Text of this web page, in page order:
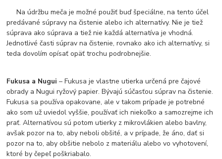
Na údržbu meča je možné použiť buď špeciálne, na tento účel
predávané súpravy na čistenie alebo ich alternatívy. Nie je tiež
súprava ako súprava a tiež nie každá alternatíva je vhodná.
Jednotlivé časti súprav na čistenie, rovnako ako ich alternatívy, si
teda dovolím opísať opäť trochu podrobnejšie.
Fukusa a Nugui– Fukusa je vlastne utierka určená pre čajové
obrady a Nugui ryžový papier. Bývajú súčasťou súprav na čistenie.
Fukusa sa používa opakovane, ale v takom prípade je potrebné
ako som už uviedol vyššie, používať ich niekoľko a samozrejme ich
prať. Alternatívou sú potom utierky z mikrovlákien alebo bavlny,
avšak pozor na to, aby neboli obšité, a v prípade, že áno, dať si
pozor na to, aby obšitie nebolo z materiálu alebo vo vyhotovení,
ktoré by čepeľ poškriabalo.